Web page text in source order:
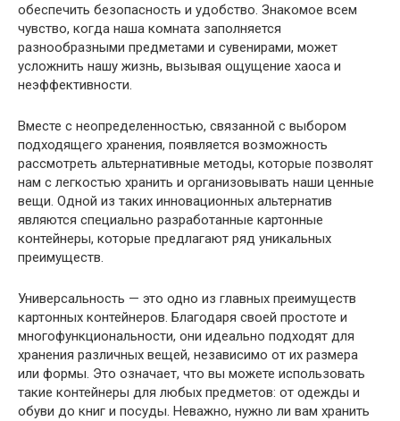
обеспечить безопасность и удобство. Знакомое всем
чувство, когда наша комната заполняется
разнообразными предметами и сувенирами, может
усложнить нашу жизнь, вызывая ощущение хаоса и
неэффективности.
Вместе с неопределенностью, связанной с выбором
подходящего хранения, появляется возможность
рассмотреть альтернативные методы, которые позволят
нам с легкостью хранить и организовывать наши ценные
вещи. Одной из таких инновационных альтернатив
являются специально разработанные картонные
контейнеры, которые предлагают ряд уникальных
преимуществ.
Универсальность — это одно из главных преимуществ
картонных контейнеров. Благодаря своей простоте и
многофункциональности, они идеально подходят для
хранения различных вещей, независимо от их размера
или формы. Это означает, что вы можете использовать
такие контейнеры для любых предметов: от одежды и
обуви до книг и посуды. Неважно, нужно ли вам хранить